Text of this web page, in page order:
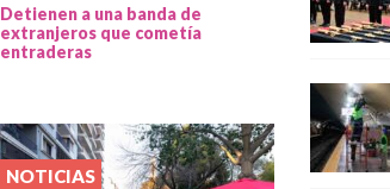
Detienen a una banda de
extranjeros que cometía
entraderas
NOTICIAS